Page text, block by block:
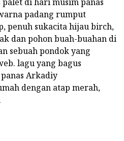
padang rumput
penuh sukacita hijau birch,
dan pohon buah-buahan di
sebuah pondok yang
lagu yang bagus
Arkadiy
dengan atap merah,